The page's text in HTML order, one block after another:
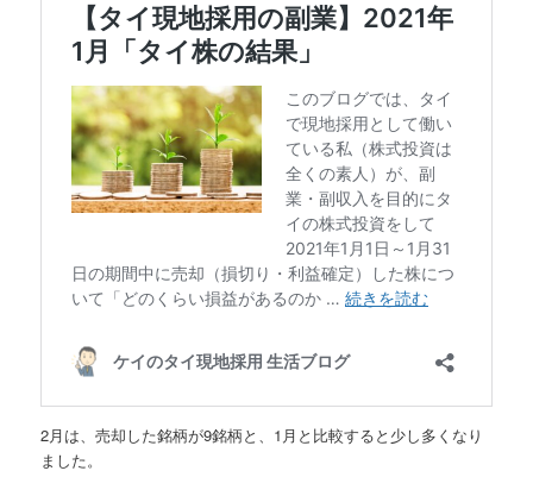
2月は、売却した銘柄が9銘柄と、1月と比較すると少し多くなり
ました。